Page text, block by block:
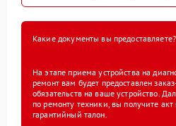
Какие документы вы предоставляете?
На этапе приема устройства на
ремонт вам будет предоставлен
обязательств на ваше устройство.
по ремонту техники, вы получите
гарантийный талон.